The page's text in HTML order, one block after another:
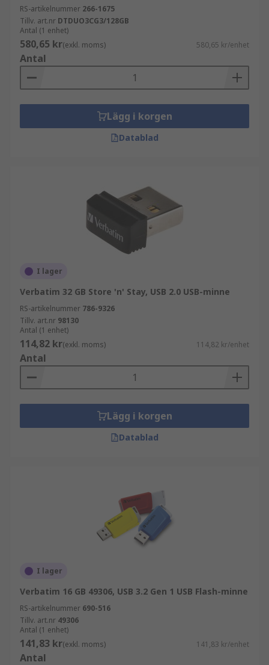
RS-artikelnummer 266-1675
Tillv. art.nr DTDUO3CG3/128GB
Antal (1 enhet)
580,65 kr(exkl. moms) 580,65 kr/enhet
Antal
Lägg i korgen
Datablad
I lager
Verbatim 32 GB Store 'n' Stay, USB 2.0 USB-minne
RS-artikelnummer 786-9326
Tillv. art.nr 98130
Antal (1 enhet)
114,82 kr(exkl. moms) 114,82 kr/enhet
Antal
Lägg i korgen
Datablad
I lager
Verbatim 16 GB 49306, USB 3.2 Gen 1 USB Flash-minne
RS-artikelnummer 690-516
Tillv. art.nr 49306
Antal (1 enhet)
141,83 kr(exkl. moms) 141,83 kr/enhet
Antal